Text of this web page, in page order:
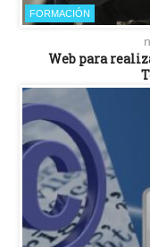
FORMACIÓN
Web para